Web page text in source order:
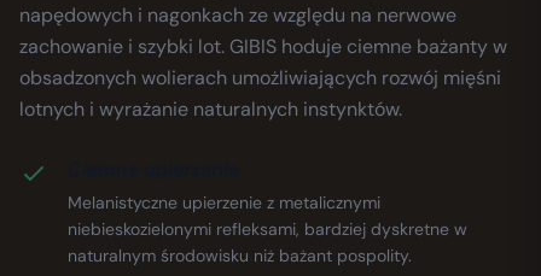
napędowych i nagonkach ze względu na nerwowe
zachowanie i szybki lot. GIBIS hoduje ciemne bażanty w
obsadzonych wolierach umożliwiających rozwój mięśni
lotnych i wyrażanie naturalnych instynktów.
Melanistyczne upierzenie z metalicznymi
niebieskozielonymi refleksami, bardziej dyskretne w
naturalnym środowisku niż bażant pospolity.